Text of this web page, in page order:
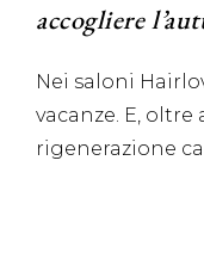
accogliere
Nei saloni
vacanze. E,
rigenerazione